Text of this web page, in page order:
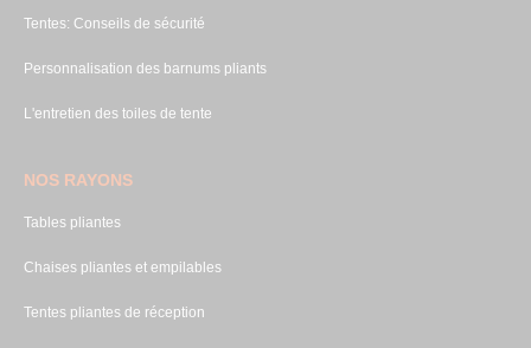
Tentes: Conseils de sécurité
Personnalisation des barnums pliants
L'entretien des toiles de tente
NOS RAYONS
Tables pliantes
Chaises pliantes et empilables
Tentes pliantes de réception